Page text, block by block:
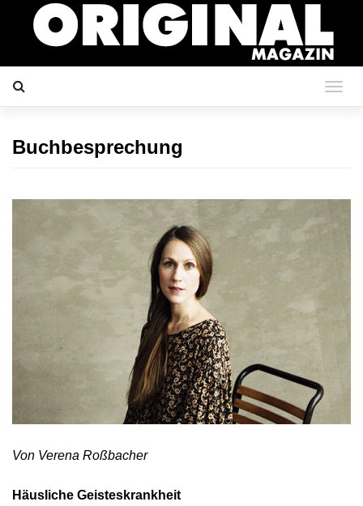
Buchbesprechung
Von Verena Roßbacher
Häusliche Geisteskrankheit